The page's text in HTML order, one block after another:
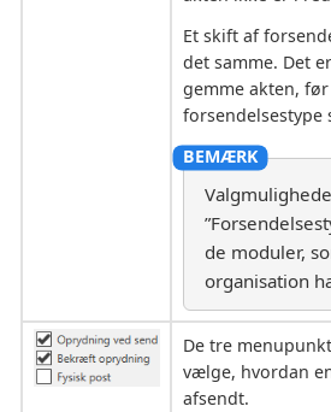
Et skift af
det samme. Det
gemme akten,
forsendelsestype
de moduler,
organisation
De tre
vælge, hvordan
afsendt.